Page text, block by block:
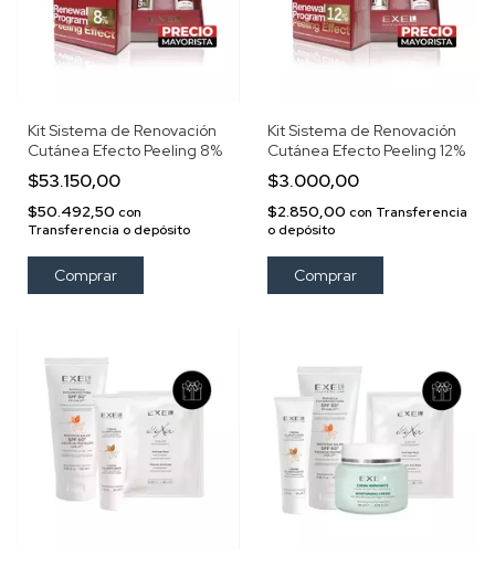
Kit Sistema de Renovación
Cutánea Efecto Peeling 8%
$53.150,00
$50.492,50 con
Transferencia o depósito
Kit Sistema de Renovación
Cutánea Efecto Peeling 12%
$3.000,00
$2.850,00 con Transferencia
o depósito